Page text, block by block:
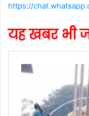
https://
यह खबर भी